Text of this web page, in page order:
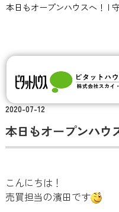
TOPページ 不動産ブログ一覧
2020-07-12
本日もオープンハウ
こんにちは！
売買担当の濱田です